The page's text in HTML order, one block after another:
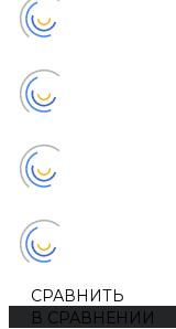
СРАВНИТЬ
В СРАВНЕНИИ